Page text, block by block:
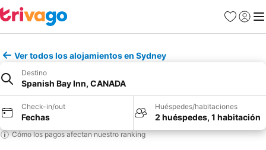
Favoritos
Iniciar
Ver todos los alojamientos en Sydney
Destino
Spanish Bay Inn, CANADA
Check-in/out
Fechas
Huéspedes/habitaciones
2 huéspedes, 1 habitación
Cómo los pagos afectan nuestro ranking